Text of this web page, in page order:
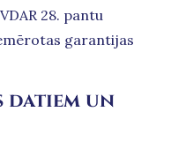
28. pantu
garantijas
datiem un